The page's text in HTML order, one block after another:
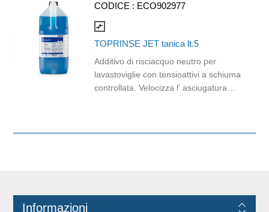
CODICE : ECO902977
compare_arrows
TOPRINSE JET tanica lt.5
Additivo di risciacquo neutro per
lavastoviglie con tensioattivi a schiuma
controllata. Velocizza l' asciugatura
Informazioni